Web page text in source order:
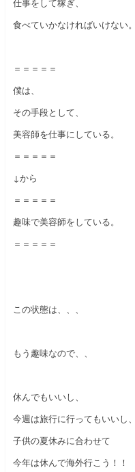
仕事をして稼ぎ、
食べていかなければいけない。
＝＝＝＝＝
僕は、
その手段として、
美容師を仕事にしている。
＝＝＝＝＝
↓から
＝＝＝＝＝
趣味で美容師をしている。
＝＝＝＝＝
この状態は、、、
もう趣味なので、、
休んでもいいし、
今週は旅行に行ってもいいし、
子供の夏休みに合わせて
今年は休んで海外行こう！！